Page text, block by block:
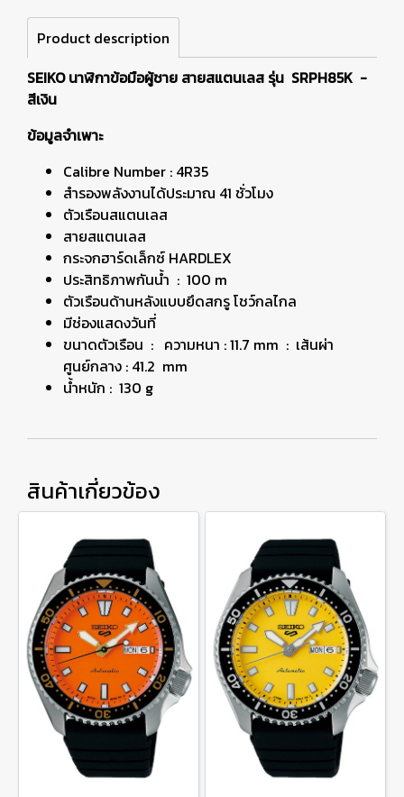
Product description
SEIKO นาฬิกาข้อมือผู้ชาย สายสแตนเลส รุ่น SRPH85K -
สีเงิน
ข้อมูลจำเพาะ
Calibre Number : 4R35
สำรองพลังงานได้ประมาณ 41 ชั่วโมง
ตัวเรือนสแตนเลส
สายสแตนเลส
กระจกฮาร์ดเล็กซ์ HARDLEX
ประสิทธิภาพกันน้ำ : 100 m
ตัวเรือนด้านหลังแบบยึดสกรู โชว์กลไกล
มีช่องแสดงวันที่
ขนาดตัวเรือน : ความหนา : 11.7 mm : เส้นผ่า
ศูนย์กลาง : 41.2 mm
น้ำหนัก : 130 g
สินค้าเกี่ยวข้อง